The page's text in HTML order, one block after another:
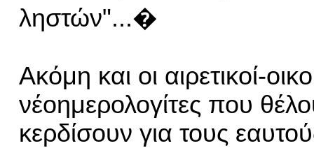
ληστών"...�
Ακόμη και οι αιρετικοί-
νέοημερολογίτες που
κερδίσουν για τους